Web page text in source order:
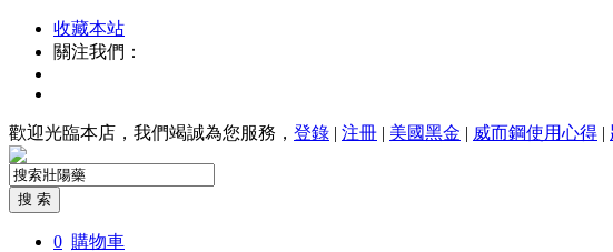
收藏本站
關注我們：
歡迎光臨本店，我們竭誠為您服務， 登錄 | 注冊 | 美國黑金 | 威而鋼使用心得 |
0 購物車